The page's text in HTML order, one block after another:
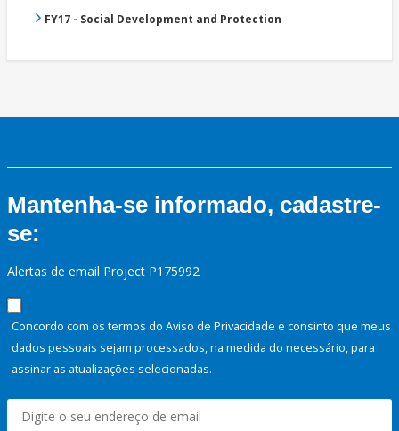
FY17 - Social Development and Protection
Mantenha-se informado, cadastre-
se:
Alertas de email Project P175992
Concordo com os termos do Aviso de Privacidade e consinto que meus
dados pessoais sejam processados, na medida do necessário, para
assinar as atualizações selecionadas.